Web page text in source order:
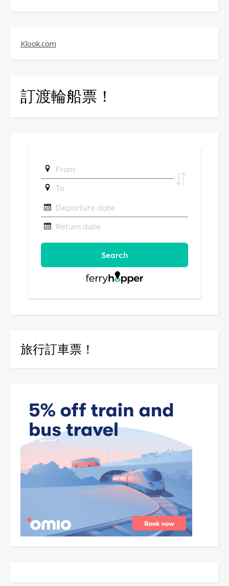
Klook.com
訂渡輪船票！
旅行訂車票！